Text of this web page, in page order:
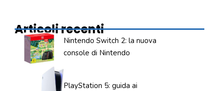
Articoli recenti
Nintendo Switch 2: la nuova
console di Nintendo
PlayStation 5: guida ai